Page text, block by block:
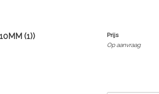
(1))
Prijs
Op aanvraag